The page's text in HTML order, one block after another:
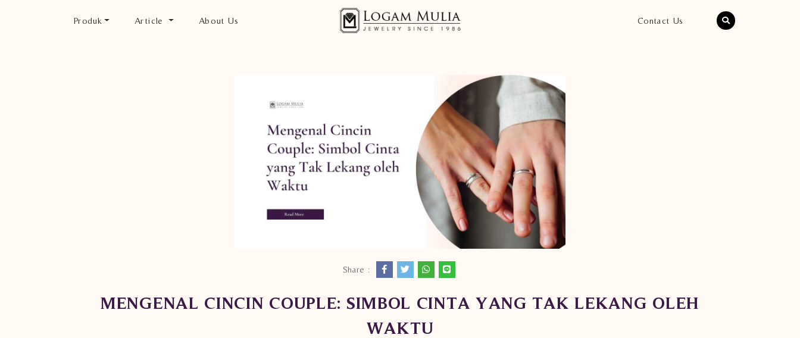
Produk Article About Us Contact Us
Share :
MENGENAL CINCIN COUPLE: SIMBOL CINTA YANG TAK LEKANG OLEH
WAKTU